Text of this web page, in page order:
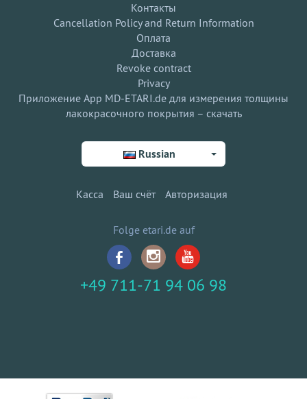
Контакты
Cancellation Policy and Return Information
Оплата
Доставка
Revoke contract
Privacy
Приложение App MD-ETARI.de для измерения толщины
лакокрасочного покрытия – скачать
Russian
Касса Ваш счёт Авторизация
Folge etari.de auf
+49 711-71 94 06 98